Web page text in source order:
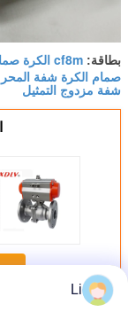
بطاقة: cf8m الكرة صمام
شفة مزدوج التمثيل
Li